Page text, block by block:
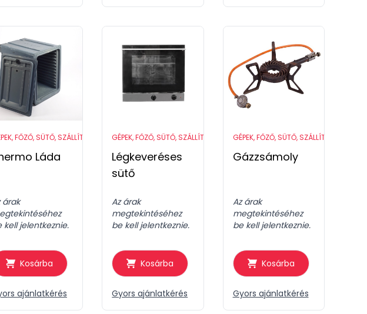
FŐZŐ, SÜTŐ, SZÁLLÍTÓ ESZKÖZÖK
Láda
árak
kell jelentkeznie.
Kosárba
ajánlatkérés
GÉPEK, FŐZŐ, SÜTŐ, SZÁLLÍTÓ ESZKÖZÖK
Légkeveréses
sütő
Az árak
megtekintéséhez
be kell jelentkeznie.
Kosárba
Gyors ajánlatkérés
GÉPEK, FŐZŐ, SÜTŐ, SZÁLLÍTÓ ESZKÖZÖK
Gázzsámoly
Az árak
megtekintéséhez
be kell jelentkeznie.
Kosárba
Gyors ajánlatkérés